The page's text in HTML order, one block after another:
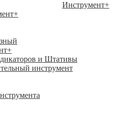
Инструмент+
+
+
и Штативы
инструмент